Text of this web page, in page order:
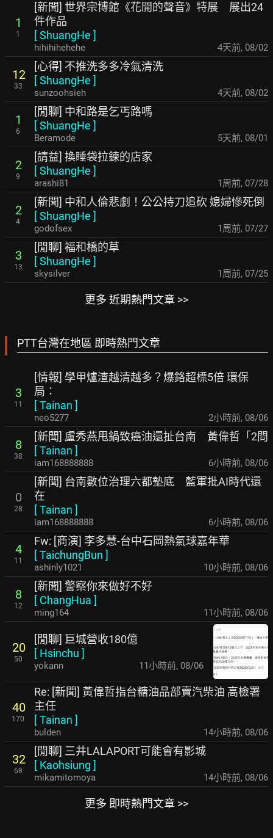
1
1
[新聞] 世界宗博館《花開的聲音》特展 展出24
件作品
[ShuangHe ]
hihihihehehe 4天前, 08/02
12
33
[心得] 不推洗多多冷氣清洗
[ShuangHe ]
sunzoohsieh 4天前, 08/02
1
6
[閒聊] 中和路是乞丐路嗎
[ShuangHe ]
Beramode 5天前, 08/01
2
9
[請益] 換睡袋拉鍊的店家
[ShuangHe ]
arashi81 1周前, 07/28
2
4
[新聞] 中和人倫悲劇！公公持刀追砍 媳婦慘死倒
[ShuangHe ]
godofsex 1周前, 07/27
3
13
[閒聊] 福和橋的草
[ShuangHe ]
skysilver 1周前, 07/25
更多 近期熱門文章 >>
PTT台灣在地區 即時熱門文章
3
11
[情報] 學甲爐渣越清越多？爆鉻超標5倍 環保
局：
[Tainan ]
neo5277 2小時前, 08/06
8
38
[新聞] 盧秀燕甩鍋致癌油還扯台南 黃偉哲「2問
[Tainan ]
iam168888888 6小時前, 08/06
0
28
[新聞] 台南數位治理六都墊底 藍軍批AI時代還
在
[Tainan ]
iam168888888 6小時前, 08/06
4
11
Fw: [商演] 李多慧-台中石岡熱氣球嘉年華
[TaichungBun ]
ashinly1021 10小時前, 08/06
8
12
[新聞] 警察你來做好不好
[ ChangHua ]
ming164 11小時前, 08/06
20
50
[閒聊] 巨城營收180億
[ Hsinchu ]
yokann 11小時前, 08/06
40
170
Re: [新聞] 黃偉哲指台糖油品部賣汽柴油 高檢署
主任
[Tainan ]
bulden 14小時前, 08/06
32
68
[閒聊] 三井LALAPORT可能會有影城
[ Kaohsiung ]
mikamitomoya 14小時前, 08/06
更多 即時熱門文章 >>